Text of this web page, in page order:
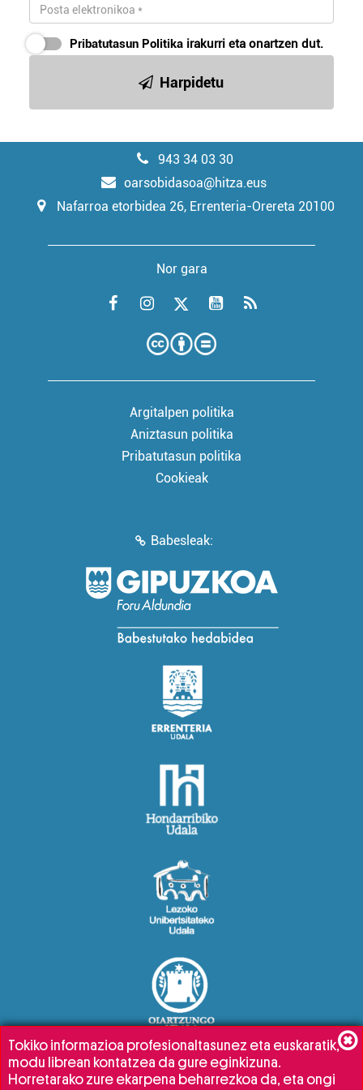
Pribatutasun Politika irakurri eta onartzen dut.
Harpidetu
943 34 03 30
oarsobidasoa@hitza.eus
Nafarroa etorbidea 26, Errenteria-Orereta 20100
Nor gara
Argitalpen politika
Aniztasun politika
Pribatutasun politika
Cookieak
Babesleak:
Tokiko informazioa profesionaltasunez eta euskaratik,
modu librean kontatzea da gure eginkizuna.
Horretarako zure ekarpena beharrezkoa da, eta ongi